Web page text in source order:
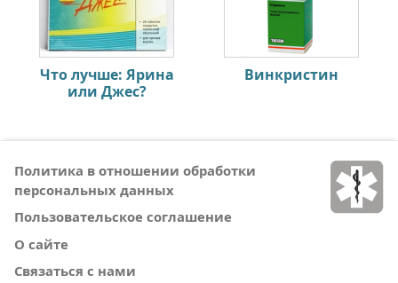
Что лучше: Ярина
или Джес?
Винкристин
Политика в отношении обработки
персональных данных
Пользовательское соглашение
О сайте
Связаться с нами